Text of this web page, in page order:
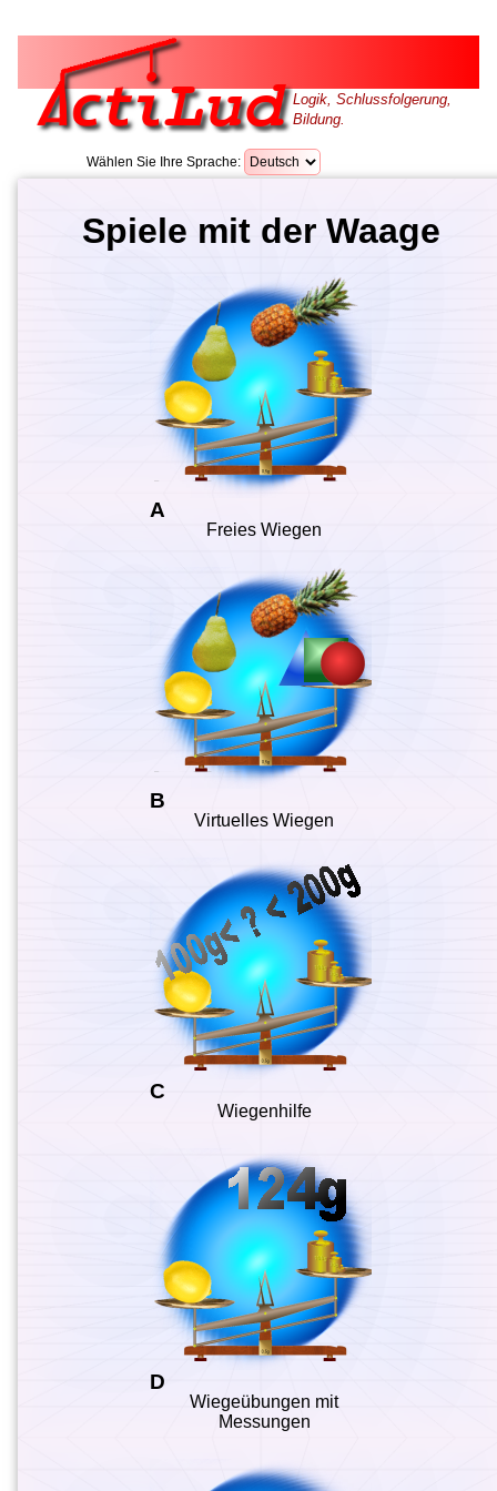
Wählen Sie Ihre Sprache:
Logik, Schlussfolgerung,
Bildung.
Spiele mit der Waage
A
Freies Wiegen
B
Virtuelles Wiegen
C
Wiegenhilfe
D
Wiegeübungen mit
Messungen